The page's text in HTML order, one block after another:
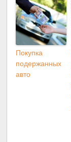
Покупка
подержанных
авто